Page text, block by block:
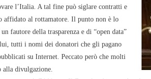
l’Italia. A tal fine può siglare contratti e
affidato al rottamatore. Il punto non è lo
fautore della trasparenza e di “open data”
tutti i nomi dei donatori che gli pagano
su Internet. Peccato però che molti
alla divulgazione.